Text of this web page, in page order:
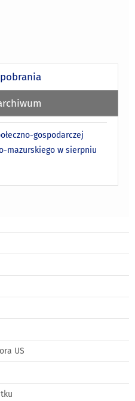
gospodarczej
mazurskiego w sierpniu
US